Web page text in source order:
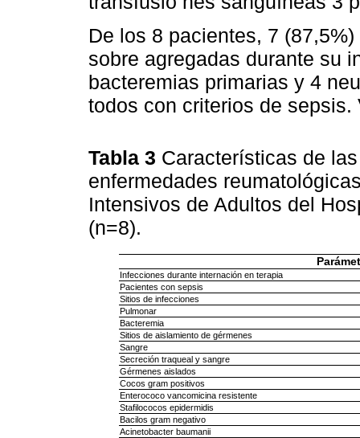
De los 8 pacientes, 7
sobre agregadas durante su
bacteremias primarias y 4
todos con criterios de
Tabla 3 Características de
enfermedades
Intensivos de Adultos del
(n=8).
Infecciones durante internación en terapia
Pacientes con sepsis
Sitios de infecciones
Pulmonar
Bacteremia
Sitios de aislamiento de gérmenes
Sangre
Secreción traqueal y sangre
Gérmenes aislados
Cocos gram positivos
Enterococo vancomicina resistente
Stafilococos epidermidis
Bacilos gram negativo
Acinetobacter baumanii